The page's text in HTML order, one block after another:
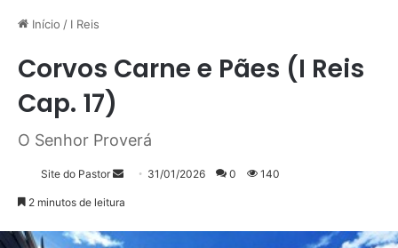
Início / I Reis
Corvos Carne e Pães (I Reis
Cap. 17)
O Senhor Proverá
Site do Pastor
Mande31/01/2026 0 140
2 minutos de leitura